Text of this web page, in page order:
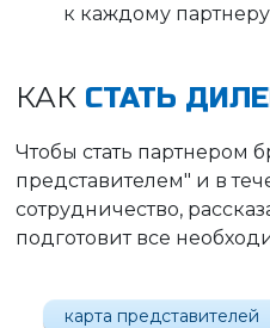
к каждому партнеру
КАКСТАТЬ
Чтобы стать партнером
представителем" и в
сотрудничество,
подготовит все
карта представителей